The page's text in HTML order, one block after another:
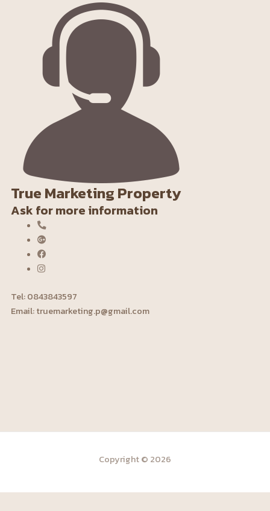
True Marketing Property
Ask for more information
Tel: 0843843597‬
Email: truemarketing.p@gmail.com
Copyright © 2026